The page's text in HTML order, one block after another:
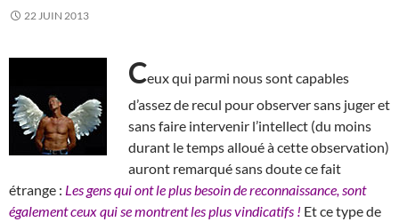
22 JUIN 2013
Ceux qui parmi nous sont capables
d’assez de recul pour observer sans juger et
sans faire intervenir l’intellect (du moins
durant le temps alloué à cette observation)
auront remarqué sans doute ce fait
étrange : Les gens qui ont le plus besoin de reconnaissance, sont
également ceux qui se montrent les plus vindicatifs ! Et ce type de